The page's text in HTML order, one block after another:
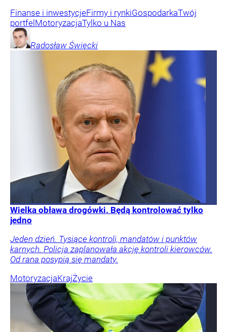
Finanse i inwestycjeFirmy i rynkiGospodarkaTwój
portfel MotoryzacjaTylko u Nas
Radosław Święcki
Wielka obława drogówki. Będą kontrolować tylko
jedno
Jeden dzień. Tysiące kontroli, mandatów i punktów
karnych. Policja zaplanowała akcję kontroli kierowców.
Od rana posypią się mandaty.
MotoryzacjaKrajŻycie